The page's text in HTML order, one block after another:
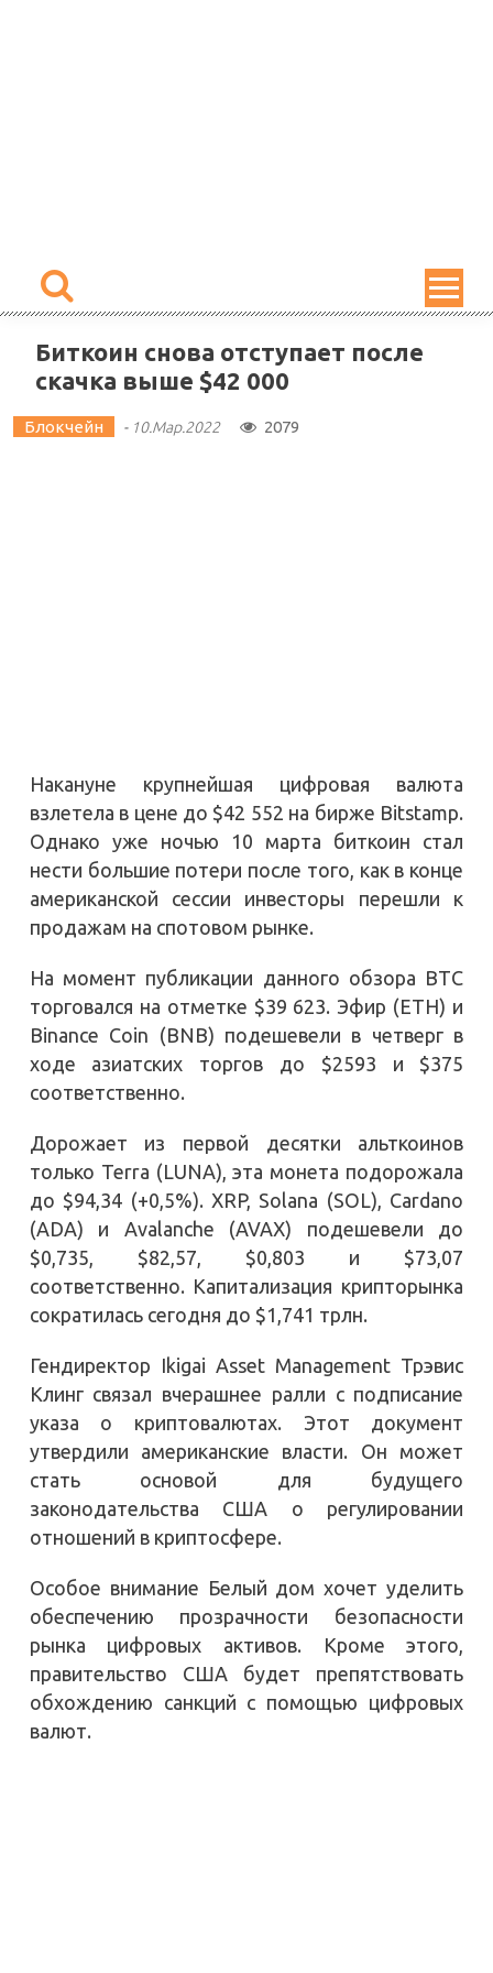
Биткоин снова отступает после
скачка выше $42 000
Блокчейн - 10.Мар.2022 2079
Накануне крупнейшая цифровая валюта
взлетела в цене до $42 552 на бирже Bitstamp.
Однако уже ночью 10 марта биткоин стал
нести большие потери после того, как в конце
американской сессии инвесторы перешли к
продажам на спотовом рынке.
На момент публикации данного обзора BTC
торговался на отметке $39 623. Эфир (ETH) и
Binance Coin (BNB) подешевели в четверг в
ходе азиатских торгов до $2593 и $375
соответственно.
Дорожает из первой десятки альткоинов
только Terra (LUNA), эта монета подорожала
до $94,34 (+0,5%). XRP, Solana (SOL), Cardano
(ADA) и Avalanche (AVAX) подешевели до
$0,735, $82,57, $0,803 и $73,07
соответственно. Капитализация крипторынка
сократилась сегодня до $1,741 трлн.
Гендиректор Ikigai Asset Management Трэвис
Клинг связал вчерашнее ралли с подписание
указа о криптовалютах. Этот документ
утвердили американские власти. Он может
стать основой для будущего
законодательства США о регулировании
отношений в криптосфере.
Особое внимание Белый дом хочет уделить
обеспечению прозрачности безопасности
рынка цифровых активов. Кроме этого,
правительство США будет препятствовать
обхождению санкций с помощью цифровых
валют.